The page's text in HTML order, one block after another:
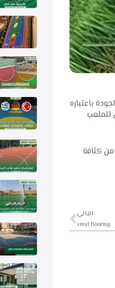
باعتباره
للملعب
التحقق من كثافة
التالي
vinyl flooring
Next